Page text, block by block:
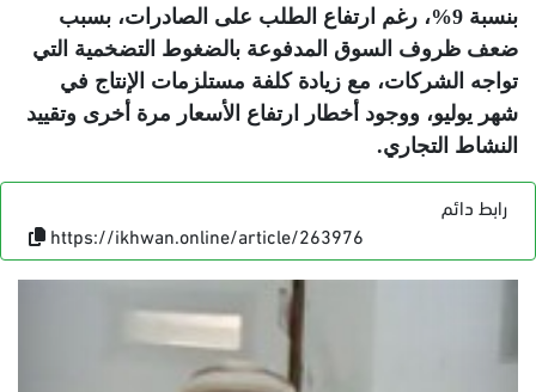
بنسبة 9%، رغم ارتفاع الطلب على الصادرات، بسبب
ضعف ظروف السوق المدفوعة بالضغوط التضخمية التي
تواجه الشركات، مع زيادة كلفة مستلزمات الإنتاج في
شهر يوليو، ووجود أخطار ارتفاع الأسعار مرة أخرى وتقييد
النشاط التجاري.
رابط دائم
https://ikhwan.online/article/263976